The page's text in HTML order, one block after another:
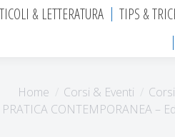
& LETTERATURA TIPS &
Home Corsi & Eventi
CONTEMPORANEA –